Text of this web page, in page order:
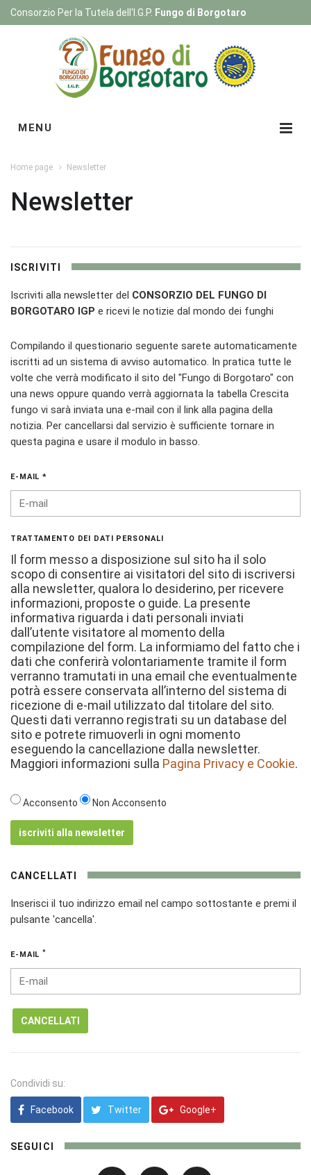
Consorzio Per la Tutela dell'I.G.P. Fungo di Borgotaro
MENU
Home page Newsletter
Newsletter
ISCRIVITI
Iscriviti alla newsletter del CONSORZIO DEL FUNGO DI
BORGOTARO IGP e ricevi le notizie dal mondo dei funghi
Compilando il questionario seguente sarete automaticamente
iscritti ad un sistema di avviso automatico. In pratica tutte le
volte che verrà modificato il sito del "Fungo di Borgotaro" con
una news oppure quando verrà aggiornata la tabella Crescita
fungo vi sarà inviata una e-mail con il link alla pagina della
notizia. Per cancellarsi dal servizio è sufficiente tornare in
questa pagina e usare il modulo in basso.
E-MAIL *
TRATTAMENTO DEI DATI PERSONALI
Il form messo a disposizione sul sito ha il solo
scopo di consentire ai visitatori del sito di iscriversi
alla newsletter, qualora lo desiderino, per ricevere
informazioni, proposte o guide. La presente
informativa riguarda i dati personali inviati
dall’utente visitatore al momento della
compilazione del form. La informiamo del fatto che i
dati che conferirà volontariamente tramite il form
verranno tramutati in una email che eventualmente
potrà essere conservata all’interno del sistema di
ricezione di e-mail utilizzato dal titolare del sito.
Questi dati verranno registrati su un database del
sito e potrete rimuoverli in ogni momento
eseguendo la cancellazione dalla newsletter.
Maggiori informazioni sulla Pagina Privacy e Cookie.
Acconsento Non Acconsento
iscriviti alla newsletter
CANCELLATI
Inserisci il tuo indirizzo email nel campo sottostante e premi il
pulsante 'cancella'.
E-MAIL *
CANCELLATI
Condividi su:
Facebook Twitter Google+
SEGUICI